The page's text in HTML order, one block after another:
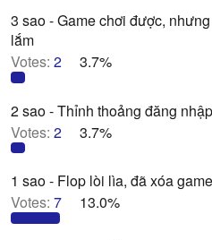
r
3 sao - Game chơi được,
lắm
Votes: 2 3.7%
2 sao - Thỉnh thoảng đăng
Votes: 2 3.7%
1 sao - Flop lòi lìa, đã xóa game
Votes: 7 13.0%